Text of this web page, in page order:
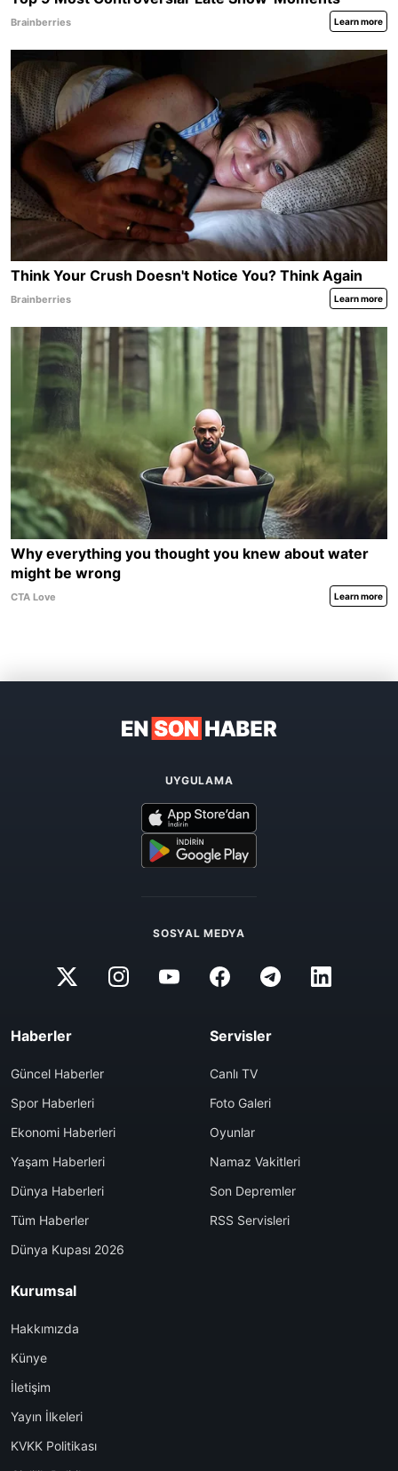
UYGULAMA
SOSYAL MEDYA
Haberler
Güncel Haberler
Spor Haberleri
Ekonomi Haberleri
Yaşam Haberleri
Dünya Haberleri
Tüm Haberler
Dünya Kupası 2026
Servisler
Canlı TV
Foto Galeri
Oyunlar
Namaz Vakitleri
Son Depremler
RSS Servisleri
Kurumsal
Hakkımızda
Künye
İletişim
Yayın İlkeleri
KVKK Politikası